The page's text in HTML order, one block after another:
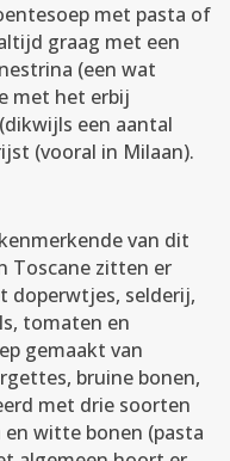
met pasta of
graag met een
(een wat
met het erbij
een aantal
(vooral in Milaan).
van dit
Toscane zitten er
doperwtjes, selderij,
tomaten en
gemaakt van
bruine bonen,
met drie soorten
witte bonen (pasta